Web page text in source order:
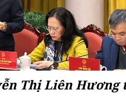
Thị Liên